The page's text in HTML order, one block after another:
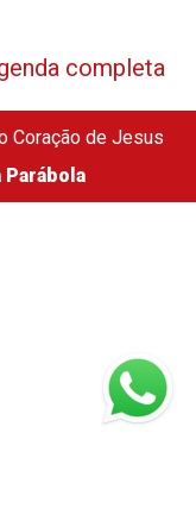
completa
Coração de Jesus